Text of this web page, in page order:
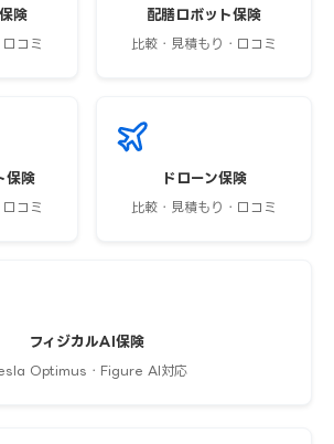
険
コミ
配膳ロボット保険
比較・見積もり・口コミ
保険
コミ
ドローン保険
比較・見積もり・口コミ
フィジカルAI保険
Optimus・Figure AI対応